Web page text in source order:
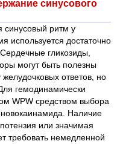
синусового
синусовый ритм у
используется достаточно
гликозиды,
могут быть полезны
ответов, но
гемодинамически
WPW средством выбора
Наличие
или значимая
требовать немедленной